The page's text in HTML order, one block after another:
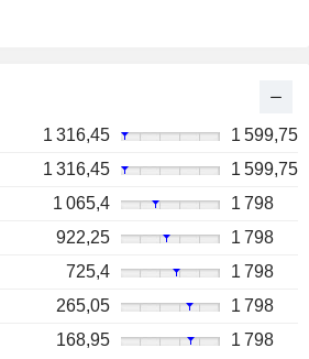
1 316,45
1 599,75
1 316,45
1 599,75
1 065,4
1 798
922,25
1 798
725,4
1 798
265,05
1 798
168,95 1 798